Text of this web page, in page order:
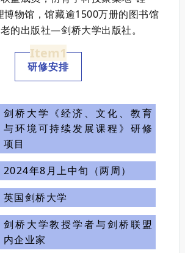
博物馆，馆藏逾1500万册的图书馆
的出版社—剑桥大学出版社。
Item1
研修安排
剑桥大学《经济、文化、教育
与环境可持续发展课程》研修
项目
2024年8月上中旬（两周）
英国剑桥大学
剑桥大学教授学者与剑桥联盟
内企业家